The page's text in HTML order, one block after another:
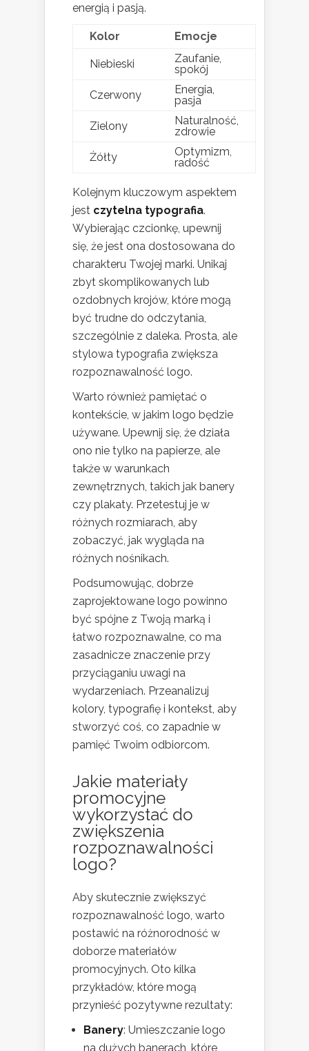
energią i pasją.
Kolor Emocje
Niebieski
Zaufanie,
spokój
Czerwony
Energia,
pasja
Zielony
Naturalność,
zdrowie
Żółty
Optymizm,
radość
Kolejnym kluczowym aspektem
jest czytelna typografia.
Wybierając czcionkę, upewnij
się, że jest ona dostosowana do
charakteru Twojej marki. Unikaj
zbyt skomplikowanych lub
ozdobnych krojów, które mogą
być trudne do odczytania,
szczególnie z daleka. Prosta, ale
stylowa typografia zwiększa
rozpoznawalność logo.
Warto również pamiętać o
kontekście, w jakim logo będzie
używane. Upewnij się, że działa
ono nie tylko na papierze, ale
także w warunkach
zewnętrznych, takich jak banery
czy plakaty. Przetestuj je w
różnych rozmiarach, aby
zobaczyć, jak wygląda na
różnych nośnikach.
Podsumowując, dobrze
zaprojektowane logo powinno
być spójne z Twoją marką i
łatwo rozpoznawalne, co ma
zasadnicze znaczenie przy
przyciąganiu uwagi na
wydarzeniach. Przeanalizuj
kolory, typografię i kontekst, aby
stworzyć coś, co zapadnie w
pamięć Twoim odbiorcom.
Jakie materiały
promocyjne
wykorzystać do
zwiększenia
rozpoznawalności
logo?
Aby skutecznie zwiększyć
rozpoznawalność logo, warto
postawić na różnorodność w
doborze materiałów
promocyjnych. Oto kilka
przykładów, które mogą
przynieść pozytywne rezultaty:
Banery: Umieszczanie logo
na dużych banerach, które